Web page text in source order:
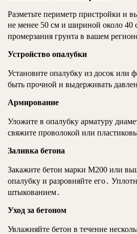
Разметьте периметр пристройки и
не менее 50 см и шириной около 40
промерзания грунта в вашем
Устройство опалубки
Установите опалубку из досок или
быть прочной и выдерживать
Армирование
Уложите в опалубку арматуру
свяжите проволокой или
Заливка бетона
Закажите бетон марки М200 или
опалубку и разровняйте его․
штыкованием․
Уход за бетоном
Увлажняйте бетон в течение